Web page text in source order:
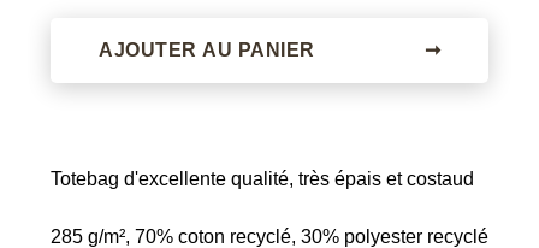
AJOUTER AU PANIER ➞
Totebag d'excellente qualité, très épais et costaud
285 g/m², 70% coton recyclé, 30% polyester recyclé